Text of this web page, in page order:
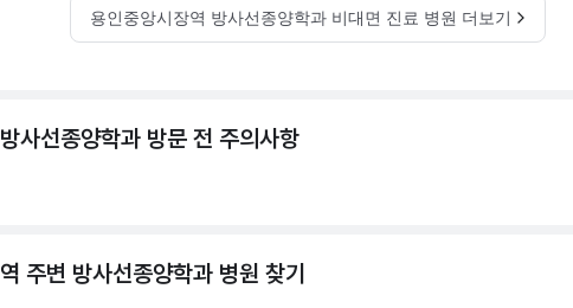
용인중앙시장역 방사선종양학과 비대면 진료 병원 더보기
방사선종양학과 방문 전 주의사항
역 주변 방사선종양학과 병원 찾기